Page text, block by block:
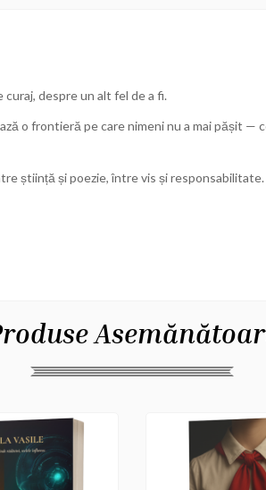
despre un alt fel de a fi.
o frontieră pe care nimeni nu a mai pășit
știință și poezie, între vis și responsabilitate.